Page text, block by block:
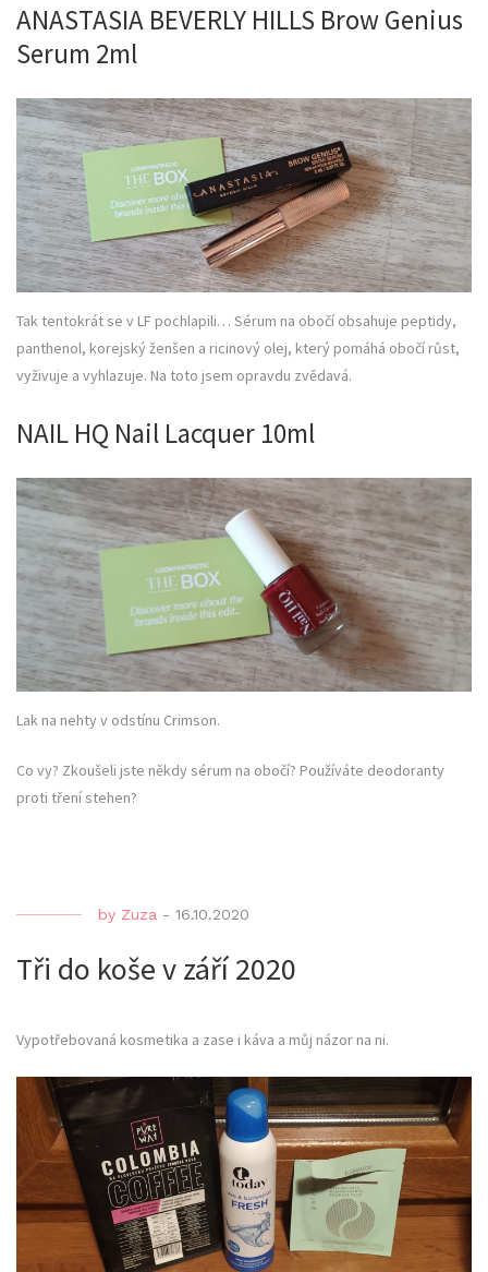
ANASTASIA BEVERLY HILLS Brow Genius
Serum 2ml
Tak tentokrát se v LF pochlapili… Sérum na obočí obsahuje peptidy,
panthenol, korejský ženšen a ricinový olej, který pomáhá obočí růst,
vyživuje a vyhlazuje. Na toto jsem opravdu zvědavá.
NAIL HQ Nail Lacquer 10ml
Lak na nehty v odstínu Crimson.
Co vy? Zkoušeli jste někdy sérum na obočí? Používáte deodoranty
proti tření stehen?
by Zuza - 16.10.2020
Tři do koše v září 2020
Vypotřebovaná kosmetika a zase i káva a můj názor na ni.